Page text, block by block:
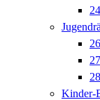
Kinder-